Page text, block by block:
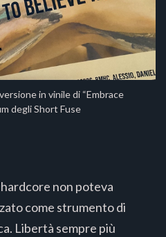
in vinile di “Embrace
degli Short Fuse
non poteva
come strumento di
Libertà sempre più